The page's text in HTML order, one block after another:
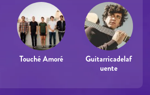
Touché Amoré
Guitarricadelaf
uente